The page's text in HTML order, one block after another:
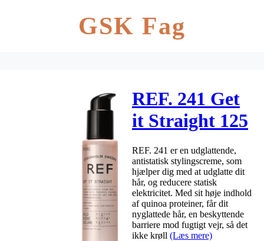
GSK Fag
REF. 241 Get
it Straight 125
ml
REF. 241 er en udglattende,
antistatisk stylingscreme, som
hjælper dig med at udglatte dit
hår, og reducere statisk
elektricitet. Med sit høje indhold
af quinoa proteiner, får dit
nyglattede hår, en beskyttende
barriere mod fugtigt vejr, så det
ikke krøll (Læs mere)